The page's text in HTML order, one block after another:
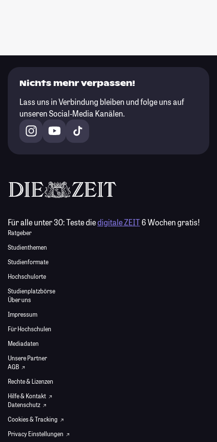
Nichts mehr verpassen!
Lass uns in Verbindung bleiben und folge uns auf
unseren Social-Media Kanälen.
Für alle unter 30:Teste diedigitale ZEIT6 Wochen gratis!
Ratgeber
Studienthemen
Studienformate
Hochschulorte
Studienplatzbörse
Über uns
Impressum
Für Hochschulen
Mediadaten
Unsere Partner
AGB
Rechte & Lizenzen
Hilfe & Kontakt
Datenschutz
Cookies & Tracking
Privacy Einstellungen